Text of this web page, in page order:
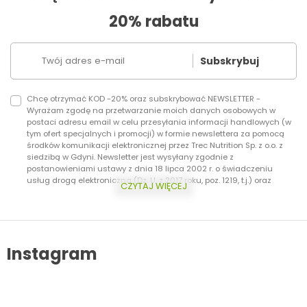
20% rabatu
Subskrybuj
Chcę otrzymać KOD -20% oraz subskrybować NEWSLETTER -
Wyrażam zgodę na przetwarzanie moich danych osobowych w
postaci adresu email w celu przesyłania informacji handlowych (w
tym ofert specjalnych i promocji) w formie newslettera za pomocą
środków komunikacji elektronicznej przez Trec Nutrition Sp. z o.o. z
siedzibą w Gdyni. Newsletter jest wysyłany zgodnie z
postanowieniami ustawy z dnia 18 lipca 2002 r. o świadczeniu
usług drogą elektroniczną (Dz. U. z 2017 roku, poz. 1219, t.j.) oraz
ustawy z dnia 16 lipca 2004 r. Prawo telekomunikacyjne (Dz.U. z 2017
CZYTAJ WIĘCEJ
Instagram